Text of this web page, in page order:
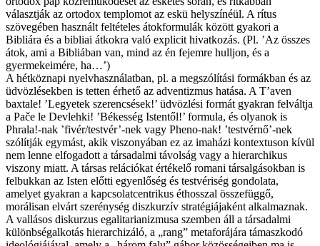
választják az ortodox templomot az eskü helyszínéül. A rítus
szövegében használt feltételes átokformulák között gyakori a
Bibliára és a bibliai átkokra való explicit hivatkozás. (Pl. ’Az összes
átok, ami a Bibliában van, mind az én fejemre hulljon, és a
gyermekeimére, ha…’)
A hétköznapi nyelvhasználatban, pl. a megszólítási formákban és az
üdvözlésekben is tetten érhető az adventizmus hatása. A T’aven
baxtale! ’Legyetek szerencsések!’ üdvözlési formát gyakran felváltja
a Pače le Devlehki! ’Békesség Istentől!’ formula, és olyanok is
Phrala!-nak ’fivér/testvér’-nek vagy Pheno-nak! ’testvérnő’-nek
szólítják egymást, akik viszonyában ez az imaházi kontextuson kívül
nem lenne elfogadott a társadalmi távolság vagy a hierarchikus
viszony miatt. A társas relációkat értékelő romani társalgásokban is
felbukkan az Isten előtti egyenlőség és testvériség gondolata,
amelyet gyakran a kapcsolatcentrikus éthosszal összefüggő,
morálisan elvárt szerénység diszkurzív stratégiájaként alkalmaznak.
A vallásos diskurzus egalitarianizmusa szemben áll a társadalmi
különbségalkotás hierarchizáló, a „rang” metaforájára támaszkodó